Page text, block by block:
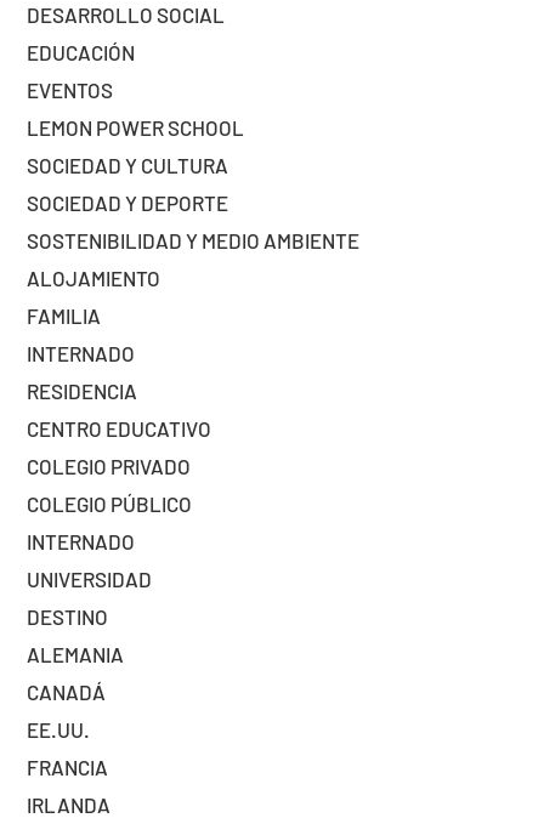
DESARROLLO SOCIAL
EDUCACIÓN
EVENTOS
LEMON POWER SCHOOL
SOCIEDAD Y CULTURA
SOCIEDAD Y DEPORTE
SOSTENIBILIDAD Y MEDIO AMBIENTE
ALOJAMIENTO
FAMILIA
INTERNADO
RESIDENCIA
CENTRO EDUCATIVO
COLEGIO PRIVADO
COLEGIO PÚBLICO
INTERNADO
UNIVERSIDAD
DESTINO
ALEMANIA
CANADÁ
EE.UU.
FRANCIA
IRLANDA